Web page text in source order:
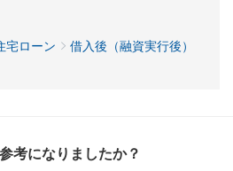
宅ローン
借入後（融資実行後）
考になりましたか？